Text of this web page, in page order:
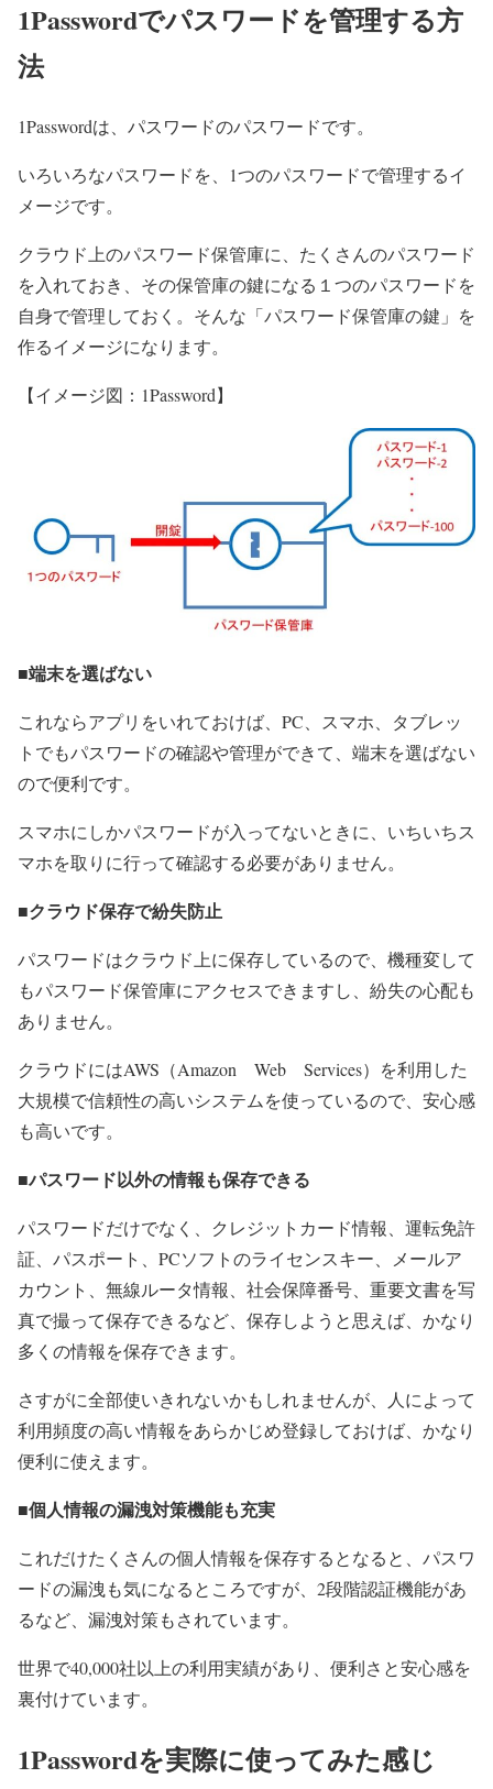
1Passwordでパスワードを管理する方
法
1Passwordは、パスワードのパスワードです。
いろいろなパスワードを、1つのパスワードで管理するイ
メージです。
クラウド上のパスワード保管庫に、たくさんのパスワード
を入れておき、その保管庫の鍵になる１つのパスワードを
自身で管理しておく。そんな「パスワード保管庫の鍵」を
作るイメージになります。
【イメージ図：1Password】
■端末を選ばない
これならアプリをいれておけば、PC、スマホ、タブレッ
トでもパスワードの確認や管理ができて、端末を選ばない
ので便利です。
スマホにしかパスワードが入ってないときに、いちいちス
マホを取りに行って確認する必要がありません。
■クラウド保存で紛失防止
パスワードはクラウド上に保存しているので、機種変して
もパスワード保管庫にアクセスできますし、紛失の心配も
ありません。
クラウドにはAWS（Amazon Web Services）を利用した
大規模で信頼性の高いシステムを使っているので、安心感
も高いです。
■パスワード以外の情報も保存できる
パスワードだけでなく、クレジットカード情報、運転免許
証、パスポート、PCソフトのライセンスキー、メールア
カウント、無線ルータ情報、社会保障番号、重要文書を写
真で撮って保存できるなど、保存しようと思えば、かなり
多くの情報を保存できます。
さすがに全部使いきれないかもしれませんが、人によって
利用頻度の高い情報をあらかじめ登録しておけば、かなり
便利に使えます。
■個人情報の漏洩対策機能も充実
これだけたくさんの個人情報を保存するとなると、パスワ
ードの漏洩も気になるところですが、2段階認証機能があ
るなど、漏洩対策もされています。
世界で40,000社以上の利用実績があり、便利さと安心感を
裏付けています。
1Passwordを実際に使ってみた感じ